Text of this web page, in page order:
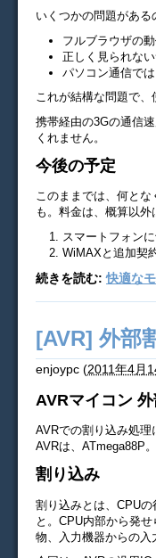
いくつかの問題がある
フルブラウザの動
正しく見られない
パソコン通信で
これが結構な問題で、
携帯経由の3Gの通信
くれません。
今後の予定
このままでは、何と
も。料金は、概算以外
スマートフォン
WiMAXと追加契
続きを読む:快適な
[AVR] 外部
enjoypc (2011年4月
AVRマイコン
AVRでの割り込み処
AVRは、ATmega88P。
割り込み
割り込みとは、CPU
と。CPU内部から発
物、入力機器からの入